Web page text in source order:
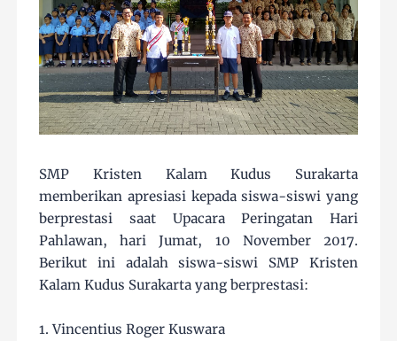
SMP Kristen Kalam Kudus Surakarta
memberikan apresiasi kepada siswa-siswi yang
berprestasi saat Upacara Peringatan Hari
Pahlawan, hari Jumat, 10 November 2017.
Berikut ini adalah siswa-siswi SMP Kristen
Kalam Kudus Surakarta yang berprestasi:
1. Vincentius Roger Kuswara